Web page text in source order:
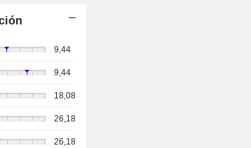
9,44
9,44
18,08
26,18
26,18